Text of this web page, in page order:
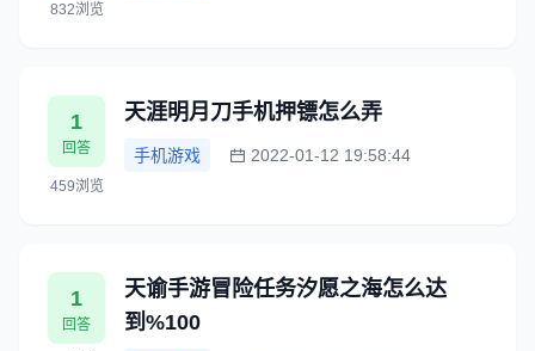
832浏览
1
回答
459浏览
天涯明月刀手机押镖怎么弄
手机游戏 2022-01-12 19:58:44
1
回答
天谕手游冒险任务汐愿之海怎么达
到%100